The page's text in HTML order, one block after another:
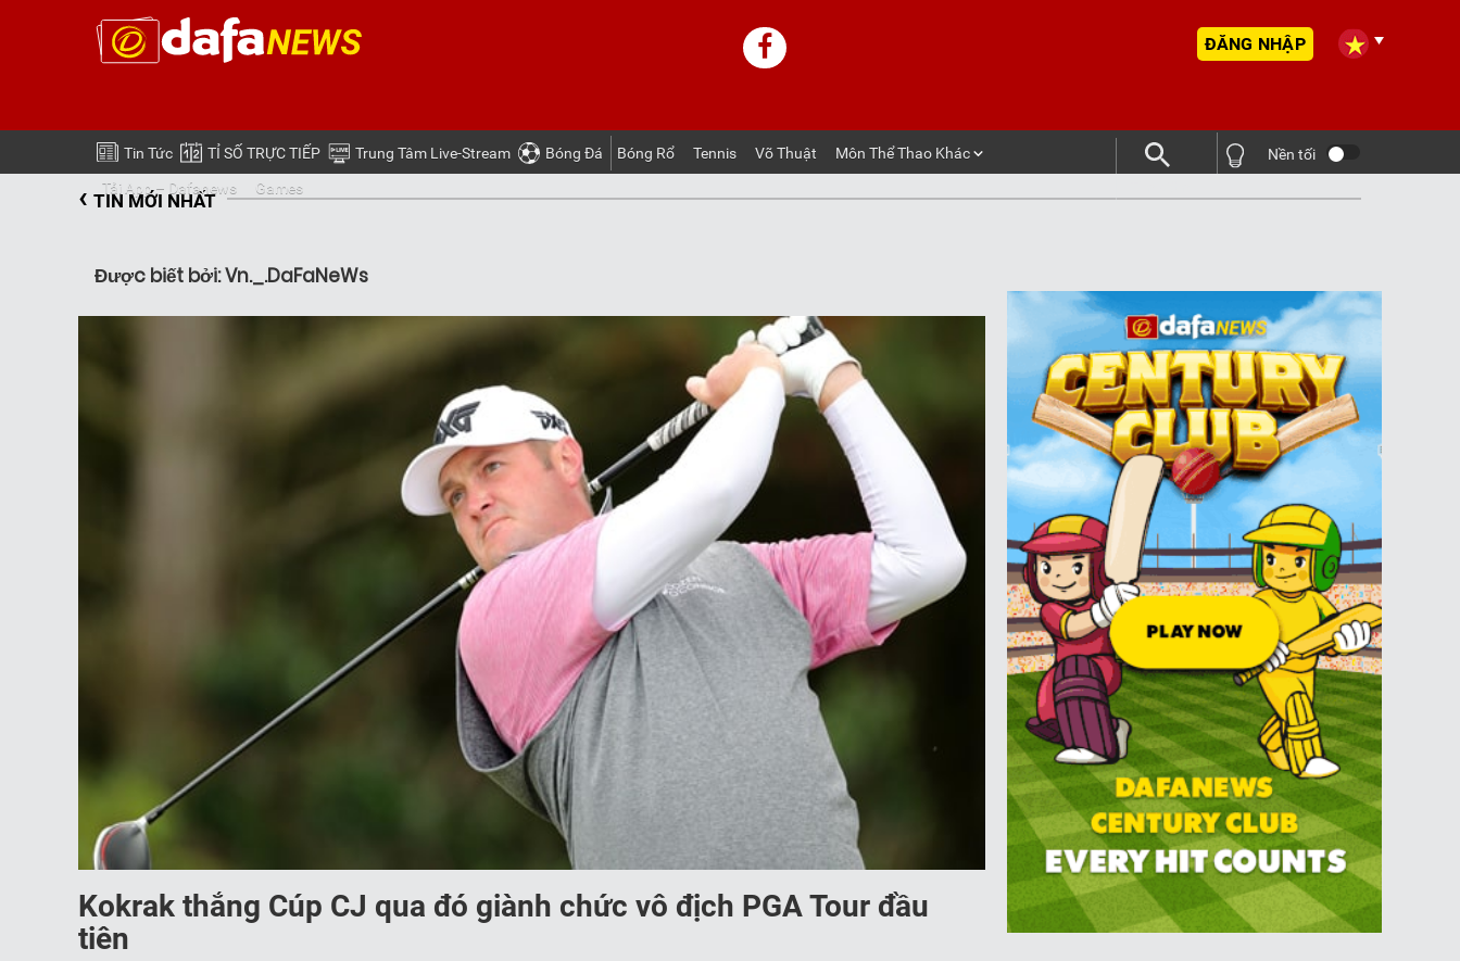
ĐĂNG NHẬP
Tin Tức TỈ SỐ TRỰC TIẾP Trung Tâm Live-Stream Bóng Ðá Bóng Rổ Tennis Võ Thuật
Môn Thể Thao Khác
Tải App – Dafanews
Games
Nền tối
‹ TIN MỚI NHẤT
Được biết bởi: Vn._.DaFaNeWs
Kokrak thắng Cúp CJ qua đó giành chức vô địch PGA Tour đầu
tiên